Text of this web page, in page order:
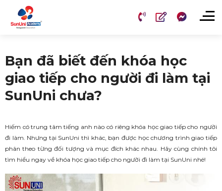
Bạn đã biết đến khóa học
giao tiếp cho người đi làm tại
SunUni chưa?
Hiếm có trung tâm tiếng anh nào có riêng khóa học giao tiếp cho người
đi làm. Nhưng tại SunUni thì khác, bạn được học chương trình giao tiếp
phân theo từng đối tượng và mục đích khác nhau. Hãy cùng chính tôi
tìm hiểu ngay về khóa học giao tiếp cho người đi làm tại SunUni nhé!